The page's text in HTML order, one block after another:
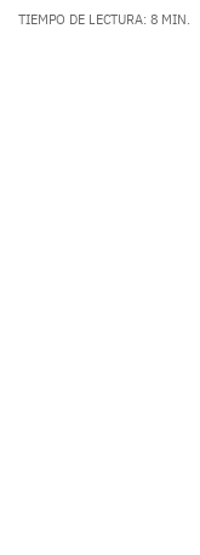
TIEMPO DE LECTURA: 8 MIN.